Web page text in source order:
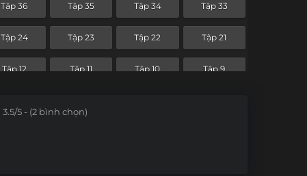
Tập 36 Tập 35 Tập 34 Tập 33
Tập 24 Tập 23 Tập 22 Tập 21
Tập 12 Tập 11 Tập 10 Tập 9
3.5/5 - (2 bình chọn)